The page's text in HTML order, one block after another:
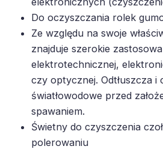
Do oczyszczania rolek
Ze względu na swoje
znajduje szerokie
elektrotechnicznej,
czy optycznej. Odtłuszcza i
światłowodowe przed
spawaniem.
Świetny do czyszczenia
polerowaniu